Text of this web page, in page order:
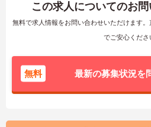
この求人についてのお
無料で求人情報をお問い合わせいただけます
でご安心くださ
無料 最新の募集状況を